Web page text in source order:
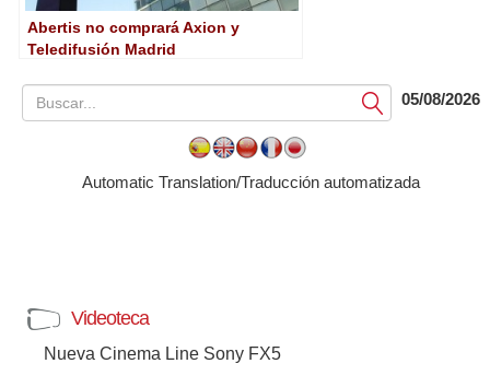
Abertis no comprará Axion y
Teledifusión Madrid
Submit05/08/2026
Automatic Translation/Traducción automatizada
Videoteca
Nueva Cinema Line Sony FX5